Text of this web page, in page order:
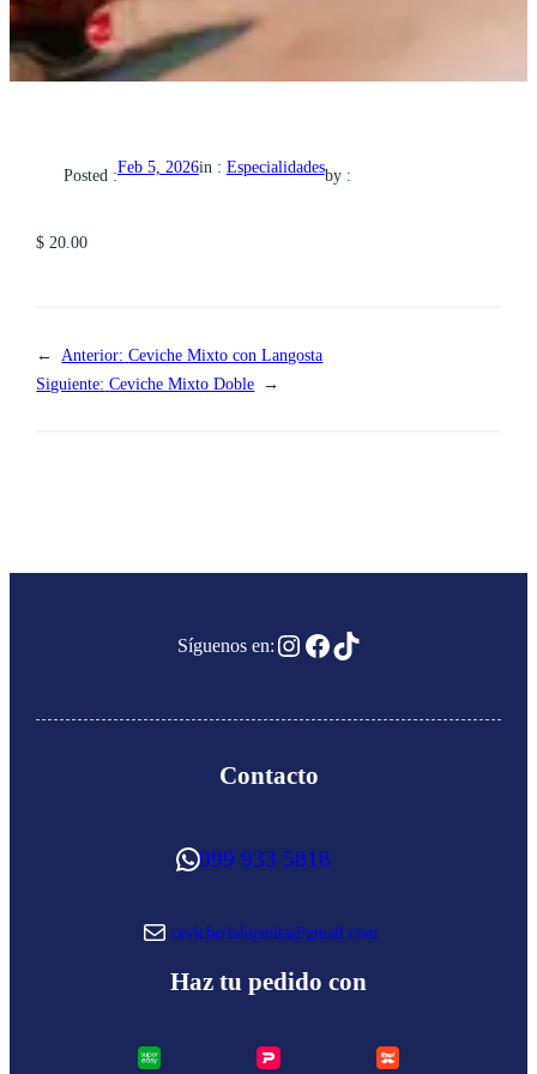
Posted :Feb 5, 2026in : Especialidadesby :
$ 20.00
← Anterior: Ceviche Mixto con Langosta
Siguiente: Ceviche Mixto Doble →
Síguenos en:Instagram
Facebook
TikTok
Contacto
WhatsApp 099 933 5818
Correo electrónico cevicherialojanita@gmail.com
Haz tu pedido con